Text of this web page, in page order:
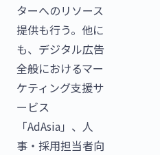
ターへのリソース
提供も行う。他に
も、デジタル広告
全般におけるマー
ケティング支援サ
ービス
「AdAsia」、人
事・採用担当者向